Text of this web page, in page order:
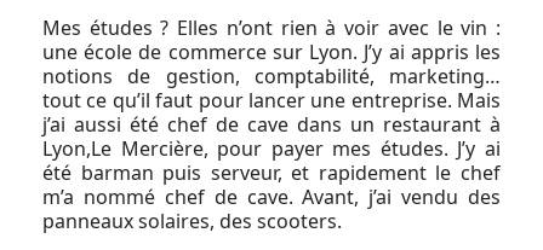
Mes études ? Elles n’ont rien à voir avec le vin :
une école de commerce sur Lyon. J’y ai appris les
notions de gestion, comptabilité, marketing…
tout ce qu’il faut pour lancer une entreprise. Mais
j’ai aussi été chef de cave dans un restaurant à
Lyon,Le Mercière, pour payer mes études. J’y ai
été barman puis serveur, et rapidement le chef
m’a nommé chef de cave. Avant, j’ai vendu des
panneaux solaires, des scooters.